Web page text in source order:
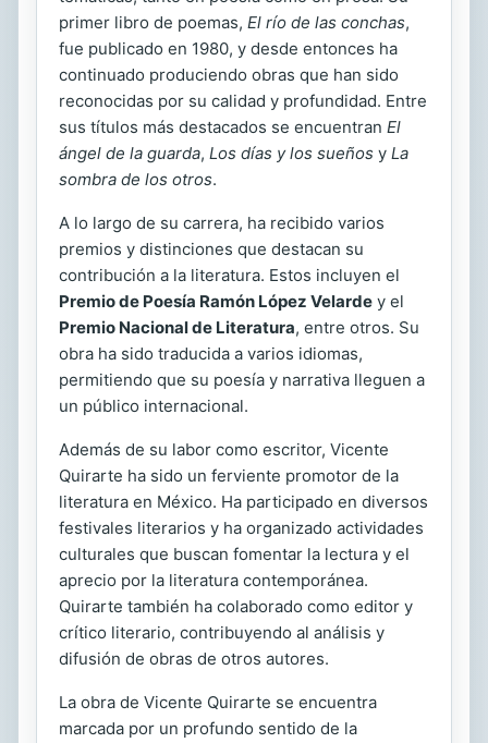
primer libro de poemas, El río de las conchas,
fue publicado en 1980, y desde entonces ha
continuado produciendo obras que han sido
reconocidas por su calidad y profundidad. Entre
sus títulos más destacados se encuentran El
ángel de la guarda, Los días y los sueños y La
sombra de los otros.
A lo largo de su carrera, ha recibido varios
premios y distinciones que destacan su
contribución a la literatura. Estos incluyen el
Premio de Poesía Ramón López Velarde y el
Premio Nacional de Literatura, entre otros. Su
obra ha sido traducida a varios idiomas,
permitiendo que su poesía y narrativa lleguen a
un público internacional.
Además de su labor como escritor, Vicente
Quirarte ha sido un ferviente promotor de la
literatura en México. Ha participado en diversos
festivales literarios y ha organizado actividades
culturales que buscan fomentar la lectura y el
aprecio por la literatura contemporánea.
Quirarte también ha colaborado como editor y
crítico literario, contribuyendo al análisis y
difusión de obras de otros autores.
La obra de Vicente Quirarte se encuentra
marcada por un profundo sentido de la